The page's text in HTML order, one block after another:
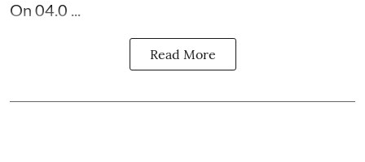
On 04.0 ...
Read More